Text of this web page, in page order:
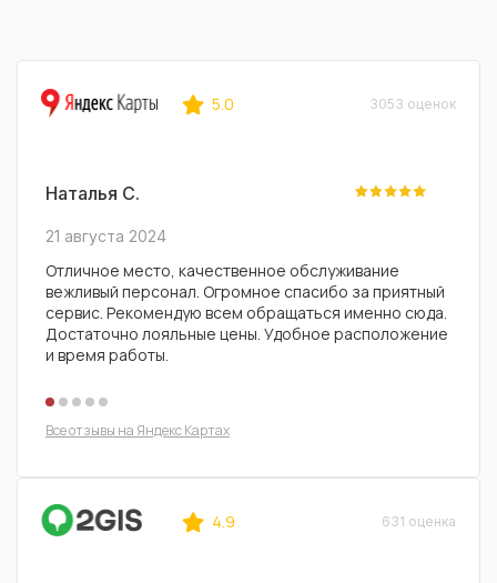
5.0 3053 оценок
Наталья С.
21 августа 2024
Отличное место, качественное обслуживание
вежливый персонал. Огромное спасибо за приятный
сервис. Рекомендую всем обращаться именно сюда.
Достаточно лояльные цены. Удобное расположение
и время работы.
Все отзывы на Яндекс Картах
4.9 631 оценка